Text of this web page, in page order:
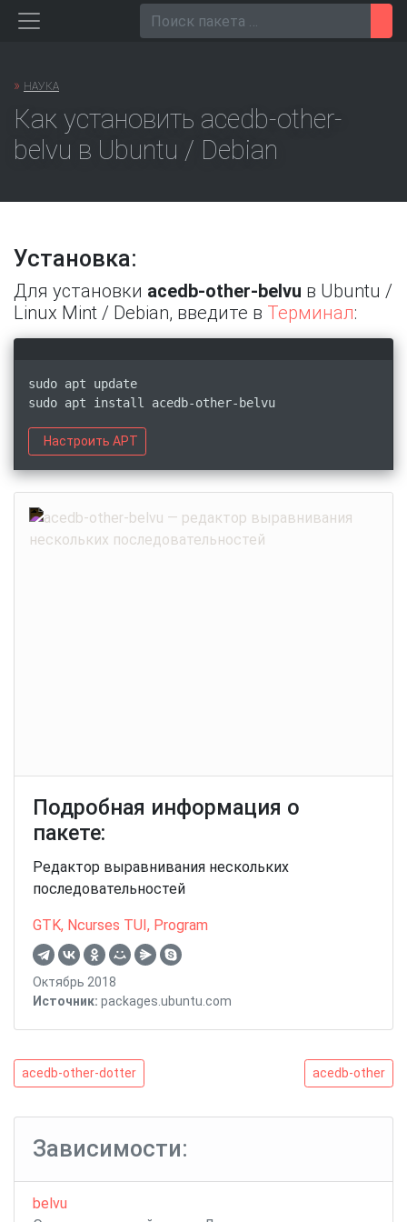
Перейти
» НАУКА
Как установить acedb-other-
belvu в Ubuntu / Debian
Установка:
Для установки acedb-other-belvu в Ubuntu /
Linux Mint / Debian, введите в Терминал:
sudo apt update
sudo apt install acedb-other-belvu
Настроить APT
Подробная информация о
пакете:
Редактор выравнивания нескольких
последовательностей
GTK, Ncurses TUI, Program
Октябрь 2018
Источник: packages.ubuntu.com
Навигация
записям
acedb-
other-
dotter
acedb-other-dotter
acedb-
other
acedb-other
Зависимости:
belvu